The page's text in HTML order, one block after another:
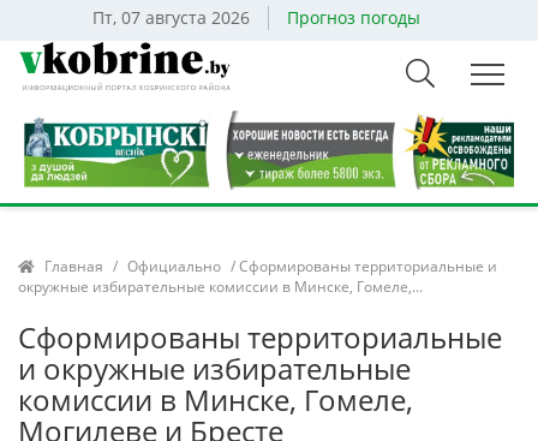
Пт, 07 августа 2026 Прогноз погоды
Главная / Официально / Сформированы территориальные и
окружные избирательные комиссии в Минске, Гомеле,...
Сформированы территориальные
и окружные избирательные
комиссии в Минске, Гомеле,
Могилеве и Бресте